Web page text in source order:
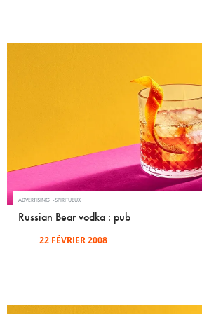
ADVERTISING SPIRITUEUX
Russian Bear vodka : pub
22 FÉVRIER 2008